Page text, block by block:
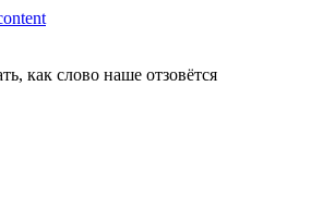
как слово наше отзовётся